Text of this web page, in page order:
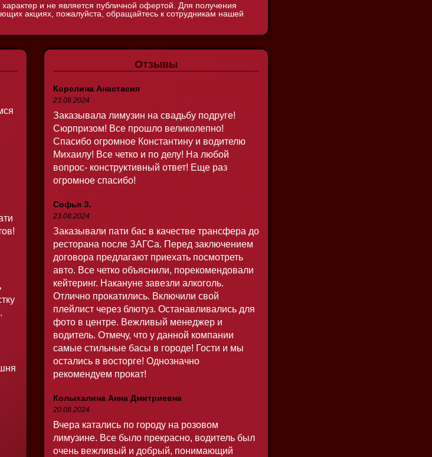
и не является публичной офертой. Для получения
акциях, пожалуйста, обращайтесь к сотрудникам нашей
Отзывы
Корелина Анастасия
23.08.2024
Заказывала лимузин на свадьбу подруге!
Сюрпризом! Все прошло великолепно!
Спасибо огромное Константину и водителю
Михаилу! Все четко и по делу! На любой
вопрос- конструктивный ответ! Еще раз
огромное спасибо!
Софья З.
23.08.2024
Заказывали пати бас в качестве трансфера до
ресторана после ЗАГСа. Перед заключением
договора предлагают приехать посмотреть
авто. Все четко объяснили, порекомендовали
кейтеринг. Накануне завезли алкоголь.
Отлично прокатились. Включили свой
плейлист через блютуз. Останавливались для
фото в центре. Вежливый менеджер и
водитель. Отмечу, что у данной компании
самые стильные басы в городе! Гости и мы
остались в восторге! Однозначно
рекомендуем прокат!
Колыхалина Анна Дмитриевна
20.08.2024
Вчера катались по городу на розовом
лимузине. Все было прекрасно, водитель был
очень вежливый и добрый, понимающий